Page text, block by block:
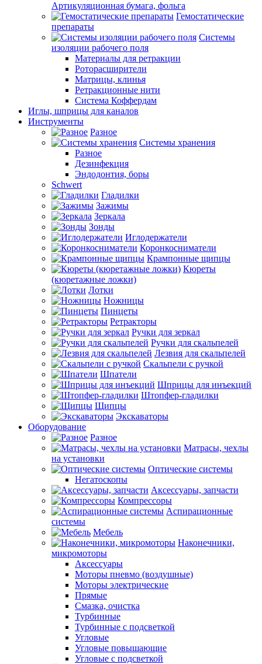
Артикуляционная бумага, фольга
Гемостатические
препараты
Системы
изоляции рабочего поля
Материалы для ретракции
Роторасширители
Матрицы, клинья
Ретракционные нити
Система Коффердам
Иглы, шприцы для каналов
Инструменты
Разное
Системы хранения
Разное
Дезинфекция
Эндодонтия, боры
Schwert
Гладилки
Зажимы
Зеркала
Зонды
Иглодержатели
Коронкосниматели
Крампонные щипцы
Кюреты
(кюретажные ложки)
Лотки
Ножницы
Пинцеты
Ретракторы
Ручки для зеркал
Ручки для скальпелей
Лезвия для скальпелей
Скальпели с ручкой
Шпатели
Шприцы для инъекций
Штопфер-гладилки
Щипцы
Экскаваторы
Оборудование
Разное
Матрасы, чехлы
на установки
Оптические системы
Негатоскопы
Аксессуары, запчасти
Компрессоры
Аспирационные
системы
Мебель
Наконечники,
микромоторы
Аксессуары
Моторы пневмо (воздушные)
Моторы электрические
Прямые
Смазка, очистка
Турбинные
Турбинные с подсветкой
Угловые
Угловые повышающие
Угловые с подсветкой